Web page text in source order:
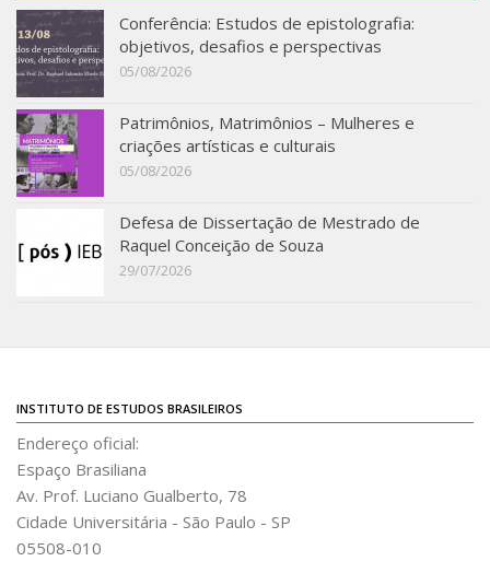
IEB Archive
IEB Library
IEB Visual Arts Collection
Journal [RIEB]
CRINT
Graduate Program
Post-doc / Researchers
Contact US
Conferência: Estudos de epistolografia:
objetivos, desafios e perspectivas
05/08/2026
Patrimônios, Matrimônios – Mulheres e
criações artísticas e culturais
05/08/2026
Defesa de Dissertação de Mestrado de
Raquel Conceição de Souza
29/07/2026
INSTITUTO DE ESTUDOS BRASILEIROS
Endereço oficial:
Espaço Brasiliana
Av. Prof. Luciano Gualberto, 78
Cidade Universitária - São Paulo - SP
05508-010